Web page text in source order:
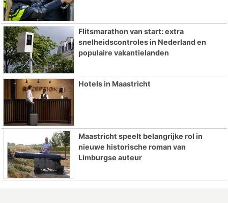
Flitsmarathon van start: extra
snelheidscontroles in Nederland en
populaire vakantielanden
Hotels in Maastricht
Maastricht speelt belangrijke rol in
nieuwe historische roman van
Limburgse auteur